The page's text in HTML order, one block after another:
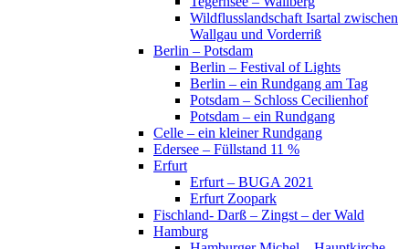
Wildflusslandschaft Isartal zwischen
Wallgau und Vorderriß
Berlin – Potsdam
Berlin – Festival of Lights
Berlin – ein Rundgang am Tag
Potsdam – Schloss Cecilienhof
Potsdam – ein Rundgang
Celle – ein kleiner Rundgang
Edersee – Füllstand 11 %
Erfurt
Erfurt – BUGA 2021
Erfurt Zoopark
Fischland- Darß – Zingst – der Wald
Hamburg